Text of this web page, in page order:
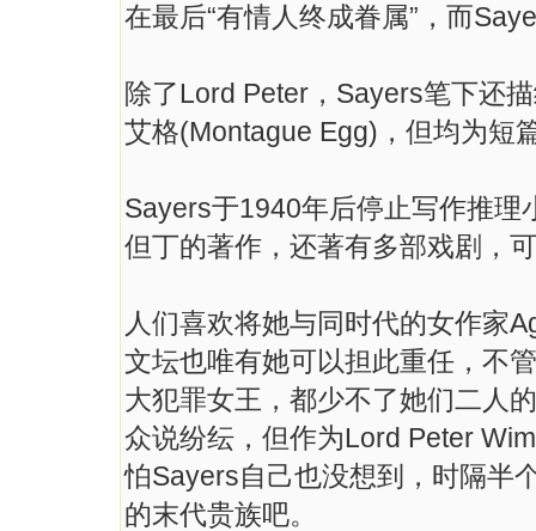
在最后“有情人终成眷属”，而
除了Lord Peter，Sayers笔下还
艾格(Montague Egg)，但均为短
Sayers于1940年后停止写作推理
但丁的著作，还著有多部戏剧，
人们喜欢将她与同时代的女作家
文坛也唯有她可以担此重任，不
大犯罪女王，都少不了她们二人
众说纷纭，但作为Lord Peter
怕Sayers自己也没想到，时隔半
的末代贵族吧。